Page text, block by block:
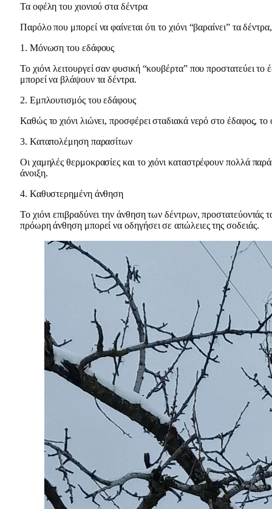
Τα οφέλη του χιονιού στα δέντρα
Παρόλο που μπορεί να φαίνεται ότι το χιόνι “βαραίνει” τα
1. Μόνωση του εδάφους
Το χιόνι λειτουργεί σαν φυσική “κουβέρτα” που προστατεύει το
μπορεί να βλάψουν τα δέντρα.
2. Εμπλουτισμός του εδάφους
Καθώς το χιόνι λιώνει, προσφέρει σταδιακά νερό στο έδαφος, το
3. Καταπολέμηση παρασίτων
Οι χαμηλές θερμοκρασίες και το χιόνι καταστρέφουν πολλά
άνοιξη.
4. Καθυστερημένη άνθηση
Το χιόνι επιβραδύνει την άνθηση των δέντρων, προστατεύοντάς
πρόωρη άνθηση μπορεί να οδηγήσει σε απώλειες της σοδειάς.